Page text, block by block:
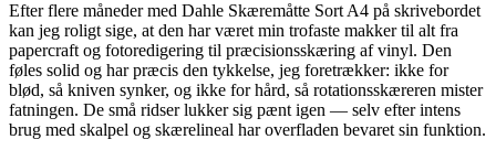
Efter flere måneder med Dahle Skæremåtte Sort A4 på skrivebordet
kan jeg roligt sige, at den har været min trofaste makker til alt fra
papercraft og fotoredigering til præcisionsskæring af vinyl. Den
føles solid og har præcis den tykkelse, jeg foretrækker: ikke for
blød, så kniven synker, og ikke for hård, så rotationsskæreren mister
fatningen. De små ridser lukker sig pænt igen — selv efter intens
brug med skalpel og skærelineal har overfladen bevaret sin funktion.